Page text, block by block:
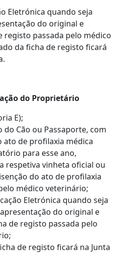
Eletrónica quando seja
do original e
registo passada pelo médico
da ficha de registo ficará
do Proprietário
E);
do Cão ou Passaporte, com
ato de profilaxia médica
para esse ano,
respetiva vinheta oficial ou
do ato de profilaxia
médico veterinário;
Eletrónica quando seja
do original e
de registo passada pelo
de registo ficará na Junta